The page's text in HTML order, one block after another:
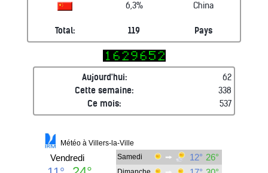
6,3%
China
Total: 119 Pays
Aujourd'hui:
62
Cette semaine:
338
Ce mois:
537